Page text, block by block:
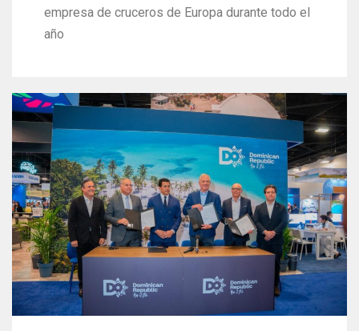
empresa de cruceros de Europa durante todo el
año